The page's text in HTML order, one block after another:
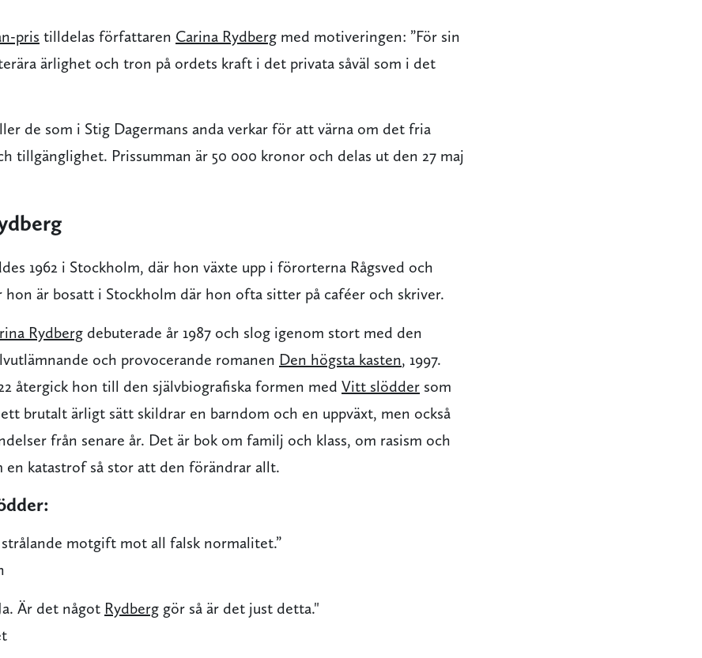
pris tilldelas författaren Carina Rydberg med motiveringen: ”För sin
ärlighet och tron på ordets kraft i det privata såväl som i det
de som i Stig Dagermans anda verkar för att värna om det fria
tillgänglighet. Prissumman är 50 000 kronor och delas ut den 27 maj
1962 i Stockholm, där hon växte upp i förorterna Rågsved och
hon är bosatt i Stockholm där hon ofta sitter på caféer och skriver.
Rydberg debuterade år 1987 och slog igenom stort med den
och provocerande romanen Den högsta kasten, 1997.
återgick hon till den självbiografiska formen med Vitt slödder som
brutalt ärligt sätt skildrar en barndom och en uppväxt, men också
från senare år. Det är bok om familj och klass, om rasism och
en katastrof så stor att den förändrar allt.
motgift mot all falsk normalitet.”
Är det något Rydberg gör så är det just detta."